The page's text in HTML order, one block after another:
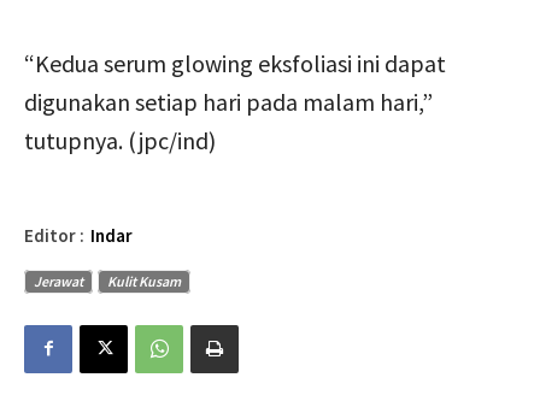
“Kedua serum glowing eksfoliasi ini dapat
digunakan setiap hari pada malam hari,”
tutupnya. (jpc/ind)
Editor : Indar
Jerawat Kulit Kusam